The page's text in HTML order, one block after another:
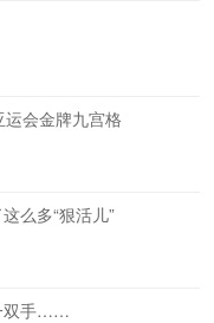
会金牌九宫格
么多“狠活儿”
双手……